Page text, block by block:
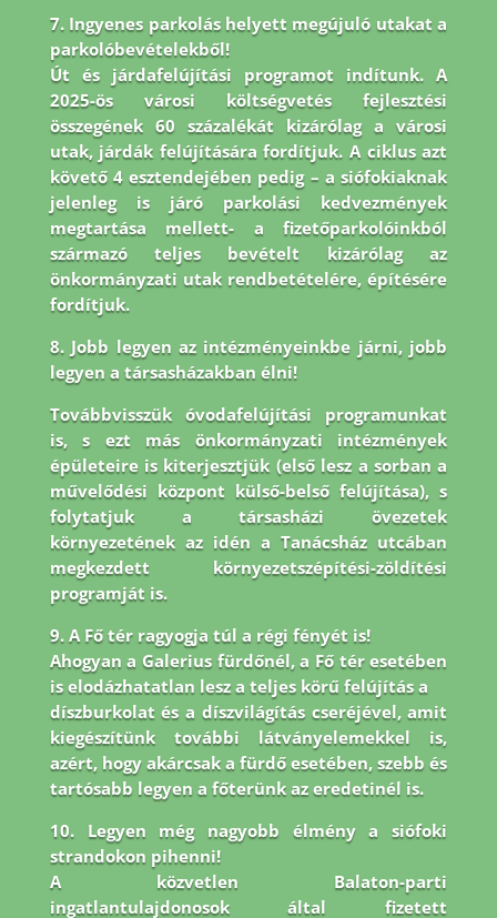
7. Ingyenes parkolás helyett megújuló utakat a
parkolóbevételekből!
Út és járdafelújítási programot indítunk. A
2025-ös városi költségvetés fejlesztési
összegének 60 százalékát kizárólag a városi
utak, járdák felújítására fordítjuk. A ciklus azt
követő 4 esztendejében pedig – a siófokiaknak
jelenleg is járó parkolási kedvezmények
megtartása mellett- a fizetőparkolóinkból
származó teljes bevételt kizárólag az
önkormányzati utak rendbetételére, építésére
fordítjuk.
8. Jobb legyen az intézményeinkbe járni, jobb
legyen a társasházakban élni!
Továbbvisszük óvodafelújítási programunkat
is, s ezt más önkormányzati intézmények
épületeire is kiterjesztjük (első lesz a sorban a
művelődési központ külső-belső felújítása), s
folytatjuk a társasháziövezetek
környezetének az idén a Tanácsház utcában
megkezdett környezetszépítési-zöldítési
programját is.
9. A Fő tér ragyogja túl a régi fényét is!
Ahogyan a Galerius fürdőnél, a Fő tér esetében
is elodázhatatlan lesz a teljes körű felújítás a
díszburkolat és a díszvilágítás cseréjével, amit
kiegészítünk további látványelemekkel is,
azért, hogy akárcsak a fürdő esetében, szebb és
tartósabb legyen a főterünk az eredetinél is.
10. Legyen még nagyobb élmény a siófoki
strandokon pihenni!
A közvetlen Balaton-parti
ingatlantulajdonosok által fizetett